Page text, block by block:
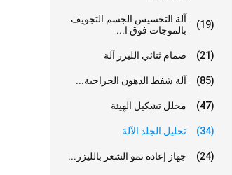
آلة التخسيس الجسم التجويف
بالموجات فوق ا...
(19)
صمام ثنائي الليزر آلة (21)
آلة شفط الدهون الجراحية... (85)
محلل تشكيل الهيئة (47)
تحليل الجلد الآلة (34)
جهاز إعادة نمو الشعر بالليزر... (24)